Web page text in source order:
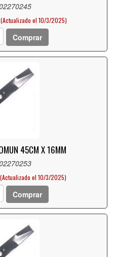
(Actualizado el 10/3/2025)
Comprar
45CM X 16MM
(Actualizado el 10/3/2025)
Comprar